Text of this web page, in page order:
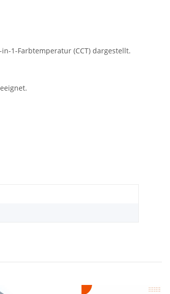
1-Farbtemperatur (CCT) dargestellt.